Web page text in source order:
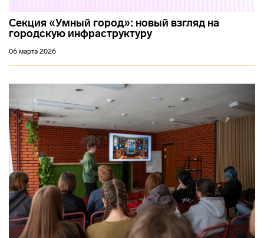
Секция «Умный город»: новый взгляд на
городскую инфраструктуру
06 марта 2026